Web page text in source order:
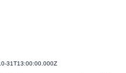
31T13:00:00.000Z